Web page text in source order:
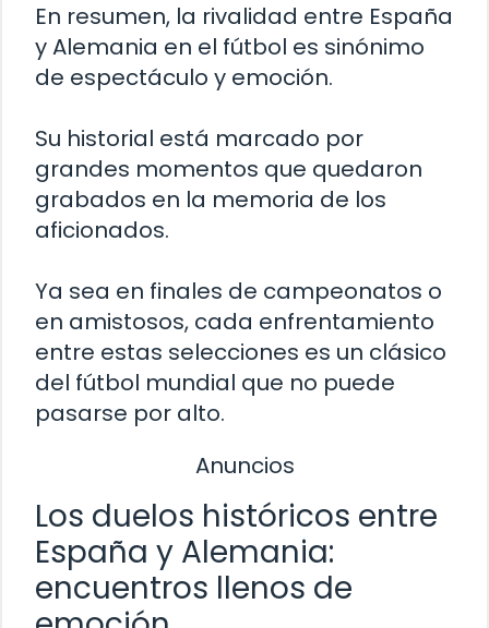
En resumen, la rivalidad entre España
y Alemania en el fútbol es sinónimo
de espectáculo y emoción.
Su historial está marcado por
grandes momentos que quedaron
grabados en la memoria de los
aficionados.
Ya sea en finales de campeonatos o
en amistosos, cada enfrentamiento
entre estas selecciones es un clásico
del fútbol mundial que no puede
pasarse por alto.
Anuncios
Los duelos históricos entre
España y Alemania:
encuentros llenos de